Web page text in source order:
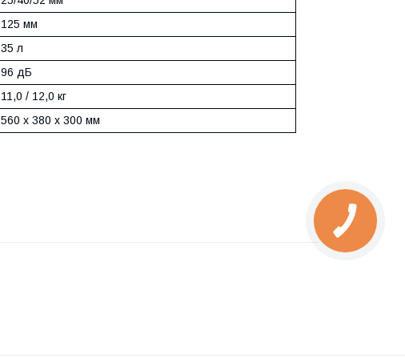
125 мм
35 л
96 дБ
11,0 / 12,0 кг
560 х 380 х 300 мм